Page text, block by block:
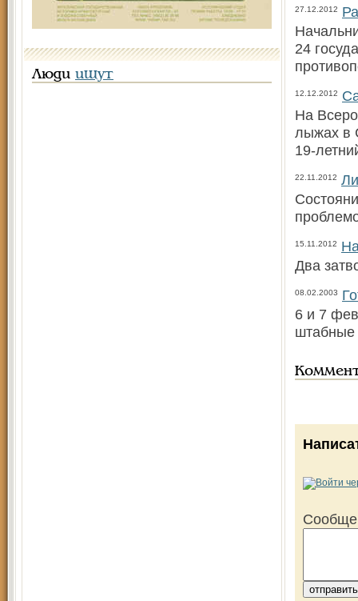
Люди ищут
27.12.2012
24
12.12.2012
На
лыжах в
19-
22.11.2012
15.11.2012
Два
08.02.2003
6 и 7
штабные